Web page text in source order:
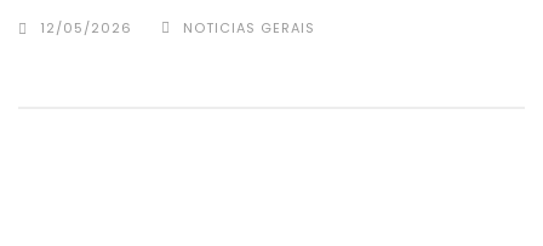
12/05/2026 NOTICIAS GERAIS